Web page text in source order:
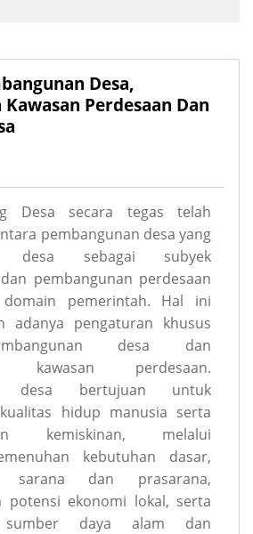
Desa,
Perdesaan Dan
Desa secara tegas telah
pembangunan desa yang
desa sebagai subyek
pembangunan perdesaan
pemerintah. Hal ini
adanya pengaturan khusus
desa dan
kawasan perdesaan.
desa bertujuan untuk
hidup manusia serta
kemiskinan, melalui
kebutuhan dasar,
sarana dan prasarana,
potensi ekonomi lokal, serta
sumber daya alam dan